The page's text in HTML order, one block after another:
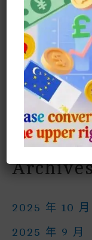
異形
短劇#燼上月
Wednesday
短劇明星@段
Kpop
2025 年 10 月
2025 年 9 月